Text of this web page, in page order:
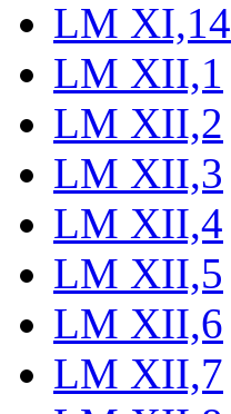
LM XI,14
LM XII,1
LM XII,2
LM XII,3
LM XII,4
LM XII,5
LM XII,6
LM XII,7